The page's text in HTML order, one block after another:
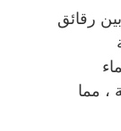
رقائق
، مما